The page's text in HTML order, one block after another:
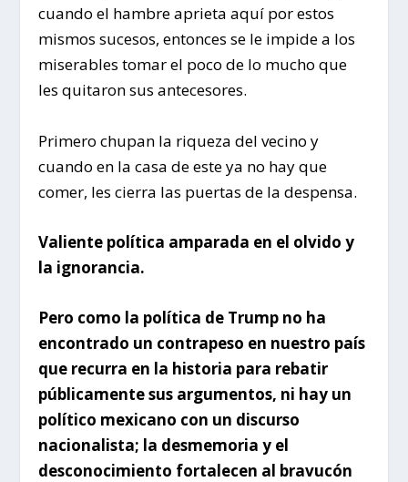
cuando el hambre aprieta aquí por estos
mismos sucesos, entonces se le impide a los
miserables tomar el poco de lo mucho que
les quitaron sus antecesores.
Primero chupan la riqueza del vecino y
cuando en la casa de este ya no hay que
comer, les cierra las puertas de la despensa.
Valiente política amparada en el olvido y
la ignorancia.
Pero como la política de Trump no ha
encontrado un contrapeso en nuestro país
que recurra en la historia para rebatir
públicamente sus argumentos, ni hay un
político mexicano con un discurso
nacionalista; la desmemoria y el
desconocimiento fortalecen al bravucón